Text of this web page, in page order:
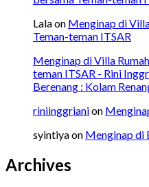
Lalaon Menginap di
Teman-teman ITSAR
Menginap di Villa
teman ITSAR - Rini
Berenang : Kolam
riniinggrianion
syintiyaon Menginap di
Archives